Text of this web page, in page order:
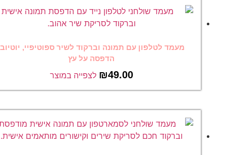
מעמד לטלפון עם תמונה וברקוד לשיר ספוטיפיי, יוטיוב,
הדפסה על עץ
₪49.00 לצפייה במוצר